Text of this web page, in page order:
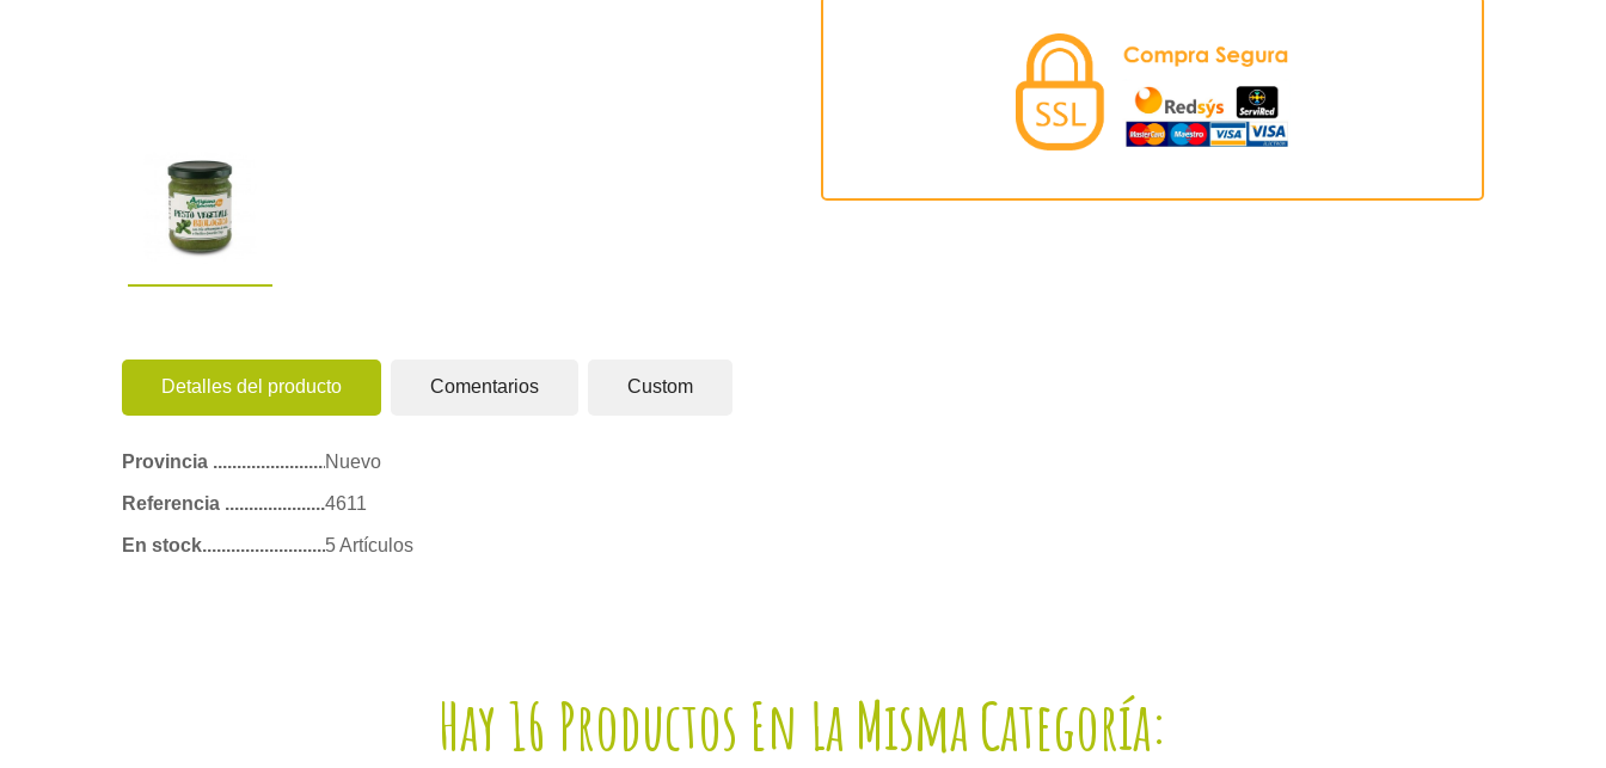
Detalles del producto Comentarios Custom
Provincia Nuevo
Referencia 4611
En stock 5 Artículos
Hay 16 Productos En La Misma Categoría: